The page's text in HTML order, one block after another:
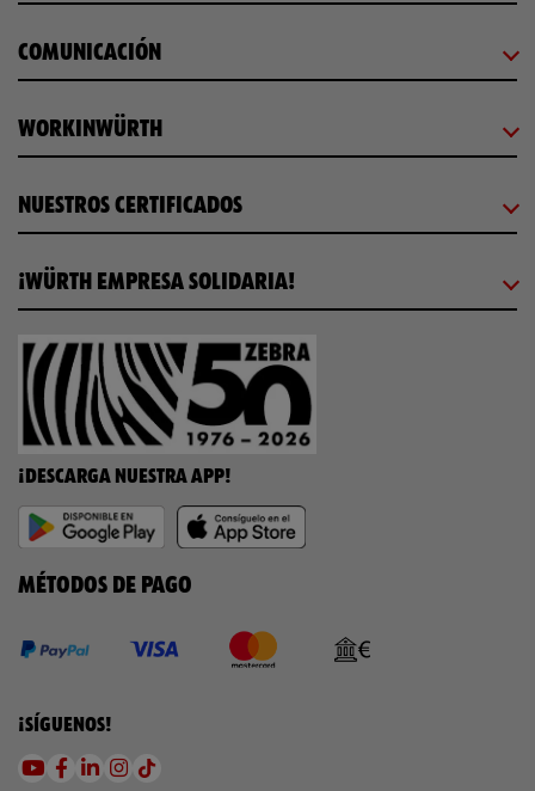
COMUNICACIÓN
WORKINWÜRTH
NUESTROS CERTIFICADOS
¡WÜRTH EMPRESA SOLIDARIA!
¡DESCARGA NUESTRA APP!
MÉTODOS DE PAGO
¡SÍGUENOS!